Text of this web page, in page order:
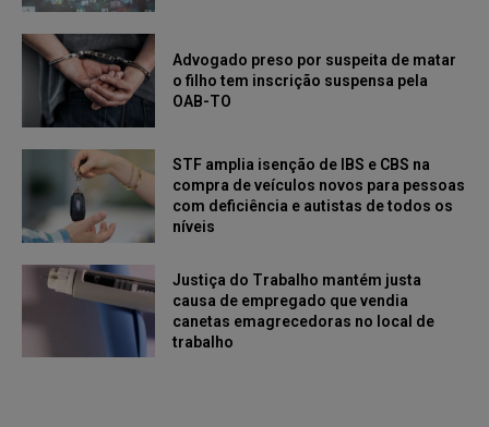
Advogado preso por suspeita de matar
o filho tem inscrição suspensa pela
OAB-TO
STF amplia isenção de IBS e CBS na
compra de veículos novos para pessoas
com deficiência e autistas de todos os
níveis
Justiça do Trabalho mantém justa
causa de empregado que vendia
canetas emagrecedoras no local de
trabalho